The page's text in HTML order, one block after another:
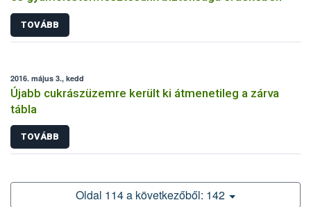
TOVÁBB
2016. május 3., kedd
Újabb cukrászüzemre került ki átmenetileg a zárva
tábla
TOVÁBB
Oldal 114 a következőből: 142